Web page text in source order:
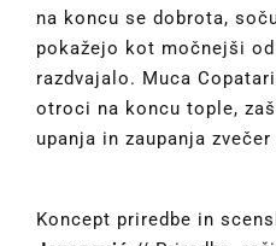
na koncu se dobrota,
pokažejo kot močnejši
razdvajalo. Muca
otroci na koncu tople,
upanja in zaupanja
Koncept priredbe in